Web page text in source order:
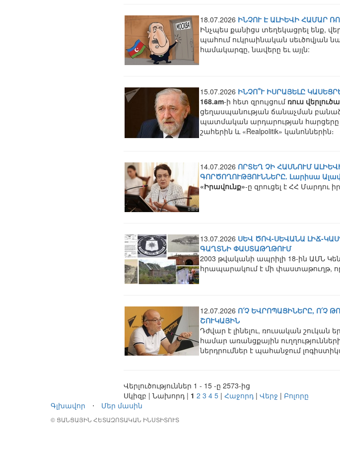
18.07.2026 ԻՆՉՈՒ Է ԱԼԻԵՎԻ ՀԱՄԱՐ
Ինչպես քանիցս տեղեկացրել ենք,
պահում ուկրաինական սեւծովյան
համակարգը, նավերը եւ այլն:
15.07.2026 ԻՆՉՈ՞Ւ ԻՍՐԱՅԵԼԸ
168.am-ի հետ զրույցում ռուս
ցեղասպանության ճանաչման
պատմական արդարության
շահերին և «Realpolitik» կանոններին։
14.07.2026 ՈՐՏԵՂ ՉԻ ՀԱՍՆՈՒՄ
ԳՈՐԾՈՂՈՒԹՅՈՒՆՆԵՐԸ. Լարիսա
«Իրավունք»-ը զրուցել է ՀՀ
13.07.2026 ՍԵՎ ԾՈՎ-ՍԵՎԱՆԱ ԼԻՃ-
ԳԱՂՏՆԻ ՓԱՍՏԱԹՂԹՈՒՄ
2003 թվականի ապրիլի 18-ին ԱՄՆ
հրապարակում է մի փաստաթուղթ,
12.07.2026 Ո՛Չ ԵՎՐՈՊԱՑԻՆԵՐԸ, Ո՛Չ
ՇՈՒԿԱՅԻՆ
Դժվար է լինելու, ռուսական
համար առանցքային
ներդրումներ է պահանջում
Վերլուծություններ 1 - 15 -ը 2573-ից
Սկիզբ | Նախորդ | 1 2 3 4 5 | Հաջորդ| Վերջ | Բոլորը
Գլխավոր
⋅ Մեր մասին
© ՑԱՆՑԱՅԻՆ ՀԵՏԱԶՈՏԱԿԱՆ ԻՆՍՏԻՏՈՒՏ